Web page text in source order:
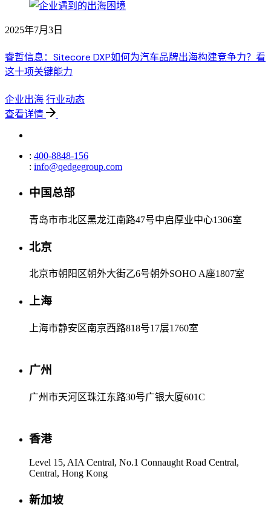
2025年7月3日
睿哲信息：Sitecore DXP如何为汽车品牌出海构建竞争力？看
这十项关键能力
企业出海 行业动态
查看详情
: 400-8848-156
: info@qedgegroup.com
中国总部
青岛市市北区黑龙江南路47号中启厚业中心1306室
北京
北京市朝阳区朝外大街乙6号朝外SOHO A座1807室
上海
上海市静安区南京西路818号17层1760室
广州
广州市天河区珠江东路30号广银大厦601C
香港
Level 15, AIA Central, No.1 Connaught Road Central,
Central, Hong Kong
新加坡